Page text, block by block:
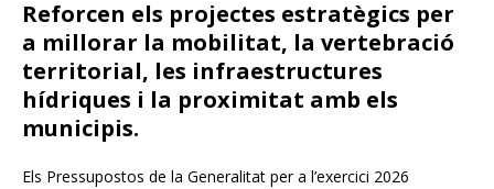
Reforcen els projectes estratègics per
a millorar la mobilitat, la vertebració
territorial, les infraestructures
hídriques i la proximitat amb els
municipis.
Els Pressupostos de la Generalitat per a l’exercici 2026